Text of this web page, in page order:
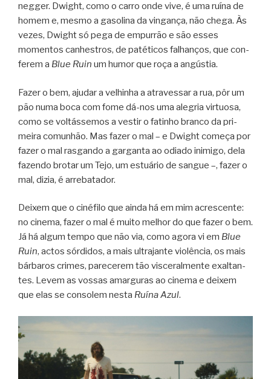
neg­ger. Dwight, como o carro onde vive, é uma ruína de
homem e, mesmo a gaso­lina da vin­gança, não chega. Às
vezes, Dwight só pega de empur­rão e são esses
momen­tos canhes­tros, de paté­ti­cos falhan­ços, que con­
fe­rem a Blue Ruin um humor que roça a angústia.
Fazer o bem, aju­dar a velhi­nha a atra­ves­sar a rua, pôr um
pão numa boca com fome dá-nos uma ale­gria vir­tu­osa,
como se vol­tás­se­mos a ves­tir o fati­nho branco da pri­
meira comu­nhão. Mas fazer o mal – e Dwight começa por
fazer o mal ras­gando a gar­ganta ao odi­ado ini­migo, dela
fazendo bro­tar um Tejo, um estuá­rio de san­gue –, fazer o
mal, dizia, é arrebatador.
Dei­xem que o ciné­filo que ainda há em mim acres­cente:
no cinema, fazer o mal é muito melhor do que fazer o bem.
Já há algum tempo que não via, como agora vi em Blue
Ruin, actos sór­di­dos, a mais ultra­jante vio­lên­cia, os mais
bár­ba­ros cri­mes, pare­ce­rem tão vis­ce­ral­mente exal­tan­
tes. Levem as vos­sas amar­gu­ras ao cinema e dei­xem
que elas se con­so­lem nesta Ruína Azul.